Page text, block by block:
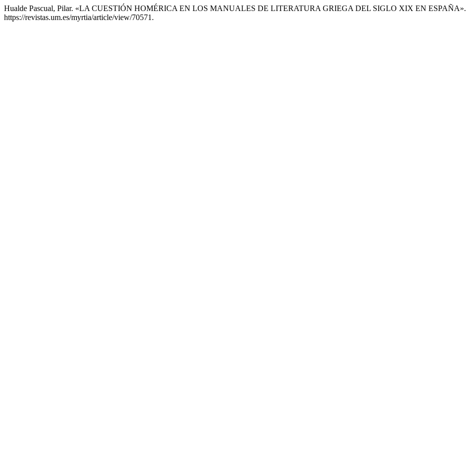
Hualde Pascual, Pilar. «LA CUESTIÓN HOMÉRICA EN LOS MANUALES DE LITERATURA GRIEGA DEL SIGLO XIX EN ESPAÑA».
https://revistas.um.es/myrtia/article/view/70571.